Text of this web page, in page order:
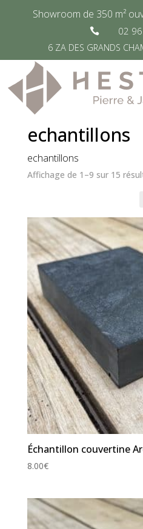
Showroom de 350 m²
 02
6 ZA DES GRANDS
Accueil/
Classe
produit
echantillons
echantillons
echantillons
Affichage de 1–9 sur 15
Échantillon couvertine
8.00€